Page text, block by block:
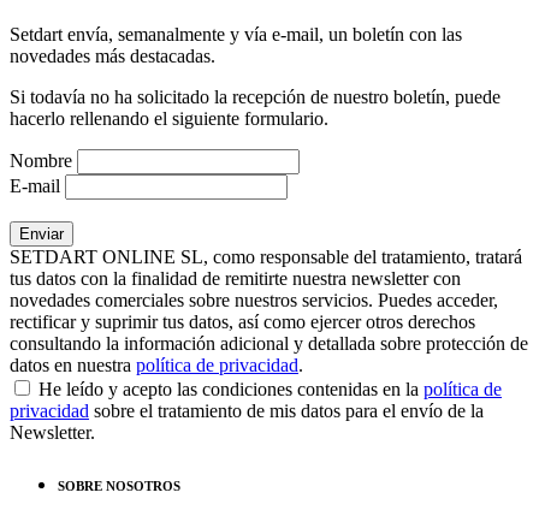
Setdart envía, semanalmente y vía e-mail, un boletín con las
novedades más destacadas.
Si todavía no ha solicitado la recepción de nuestro boletín, puede
hacerlo rellenando el siguiente formulario.
Nombre
E-mail
SETDART ONLINE SL, como responsable del tratamiento, tratará
tus datos con la finalidad de remitirte nuestra newsletter con
novedades comerciales sobre nuestros servicios. Puedes acceder,
rectificar y suprimir tus datos, así como ejercer otros derechos
consultando la información adicional y detallada sobre protección de
datos en nuestra política de privacidad.
He leído y acepto las condiciones contenidas en la política de
privacidad sobre el tratamiento de mis datos para el envío de la
Newsletter.
SOBRE NOSOTROS